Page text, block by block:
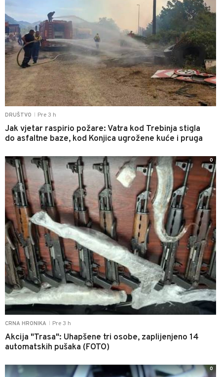
DRUŠTVO Pre 3 h
Jak vjetar raspirio požare: Vatra kod Trebinja stigla
do asfaltne baze, kod Konjica ugrožene kuće i pruga
CRNA HRONIKA Pre 3 h
Akcija "Trasa": Uhapšene tri osobe, zaplijenjeno 14
automatskih pušaka (FOTO)
0
0